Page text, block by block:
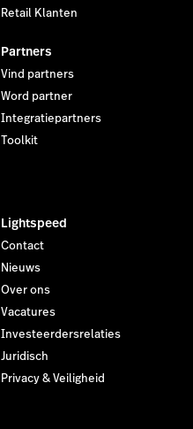
Retail Klanten
Partners
Vind partners
Word partner
Integratiepartners
Toolkit
Lightspeed
Contact
Nieuws
Over ons
Vacatures
Investeerdersrelaties
Juridisch
Privacy & Veiligheid